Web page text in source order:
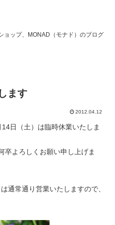
ョップ、MONAD（モナド）のブログ
ます
2012.04.12
日（土）は臨時休業いたしま
卒よろしくお願い申し上げま
通常通り営業いたしますので、